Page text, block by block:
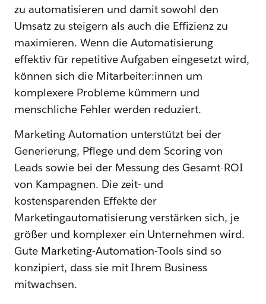
zu automatisieren und damit sowohl den
Umsatz zu steigern als auch die Effizienz zu
maximieren. Wenn die Automatisierung
effektiv für repetitive Aufgaben eingesetzt wird,
können sich die Mitarbeiter:innen um
komplexere Probleme kümmern und
menschliche Fehler werden reduziert.
Marketing Automation unterstützt bei der
Generierung, Pflege und dem Scoring von
Leads sowie bei der Messung des Gesamt-ROI
von Kampagnen. Die zeit- und
kostensparenden Effekte der
Marketingautomatisierung verstärken sich, je
größer und komplexer ein Unternehmen wird.
Gute Marketing-Automation-Tools sind so
konzipiert, dass sie mit Ihrem Business
mitwachsen.